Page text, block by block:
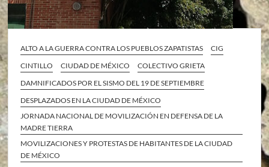
ALTO A LA GUERRA CONTRA LOS PUEBLOS ZAPATISTAS
CIG
CINTILLO
CIUDAD DE MÉXICO
COLECTIVO GRIETA
DAMNIFICADOS POR EL SISMO DEL 19 DE SEPTIEMBRE
DESPLAZADOS EN LA CIUDAD DE MÉXICO
JORNADA NACIONAL DE MOVILIZACIÓN EN DEFENSA DE LA
MADRE TIERRA
MOVILIZACIONES Y PROTESTAS DE HABITANTES DE LA CIUDAD
DE MÉXICO